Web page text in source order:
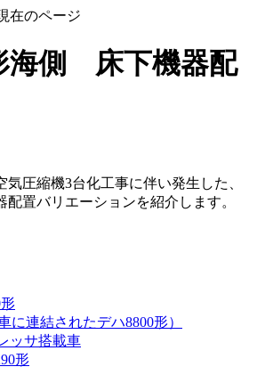
在のページ
海側 床下機器配
気圧縮機3台化工事に伴い発生した、
配置バリエーションを紹介します。
に連結されたデハ8800形）
ッサ搭載車
形